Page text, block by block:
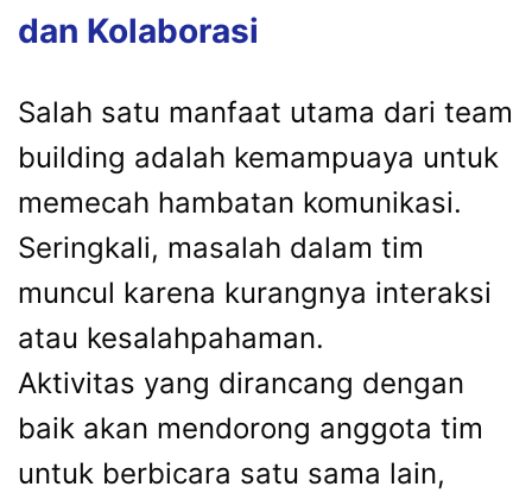
dan Kolaborasi
Salah satu manfaat utama dari team
building adalah kemampuaya untuk
memecah hambatan komunikasi.
Seringkali, masalah dalam tim
muncul karena kurangnya interaksi
atau kesalahpahaman.
Aktivitas yang dirancang dengan
baik akan mendorong anggota tim
untuk berbicara satu sama lain,